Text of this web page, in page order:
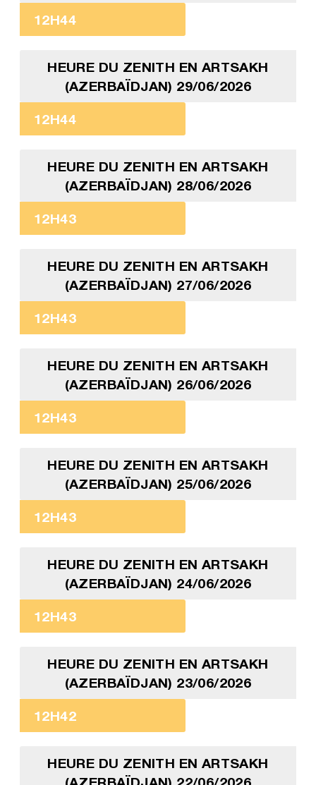
12H44
HEURE DU ZENITH EN ARTSAKH
(AZERBAÏDJAN) 29/06/2026
12H44
HEURE DU ZENITH EN ARTSAKH
(AZERBAÏDJAN) 28/06/2026
12H43
HEURE DU ZENITH EN ARTSAKH
(AZERBAÏDJAN) 27/06/2026
12H43
HEURE DU ZENITH EN ARTSAKH
(AZERBAÏDJAN) 26/06/2026
12H43
HEURE DU ZENITH EN ARTSAKH
(AZERBAÏDJAN) 25/06/2026
12H43
HEURE DU ZENITH EN ARTSAKH
(AZERBAÏDJAN) 24/06/2026
12H43
HEURE DU ZENITH EN ARTSAKH
(AZERBAÏDJAN) 23/06/2026
12H42
HEURE DU ZENITH EN ARTSAKH